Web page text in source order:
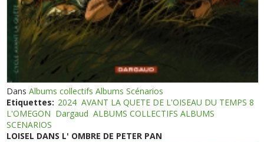
DansAlbums collectifs Albums Scénarios
Etiquettes: 2024 AVANT LA QUETE DE L'OISEAU DU TEMPS 8
L'OMEGON Dargaud ALBUMS COLLECTIFS ALBUMS
SCENARIOS
LOISEL DANS L' OMBRE DE PETER PAN